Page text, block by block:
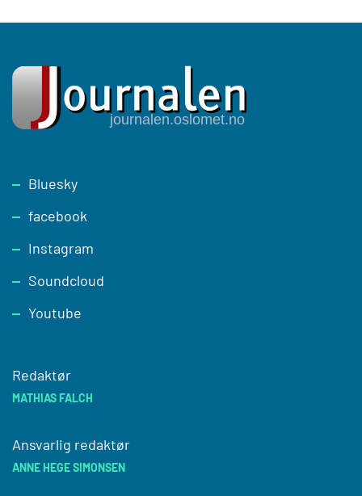
Footer
Bluesky
facebook
Instagram
Soundcloud
Youtube
Redaktør
MATHIAS FALCH
Ansvarlig redaktør
ANNE HEGE SIMONSEN